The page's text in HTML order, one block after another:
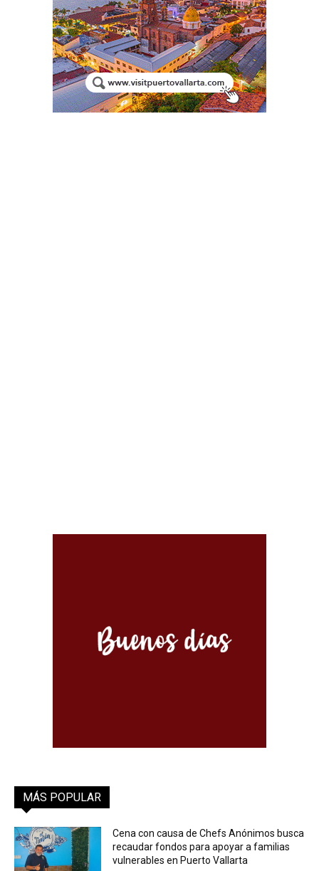
MÁS POPULAR
Cena con causa de Chefs Anónimos busca
recaudar fondos para apoyar a familias
vulnerables en Puerto Vallarta